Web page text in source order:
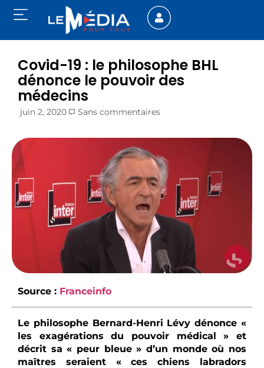
Covid-19 : le philosophe BHL
dénonce le pouvoir des
médecins
juin 2, 2020 Sans commentaires
Source : Franceinfo
Le philosophe Bernard-Henri Lévy dénonce «
les exagérations du pouvoir médical » et
décrit sa « peur bleue » d’un monde où nos
maîtres seraient « ces chiens labradors